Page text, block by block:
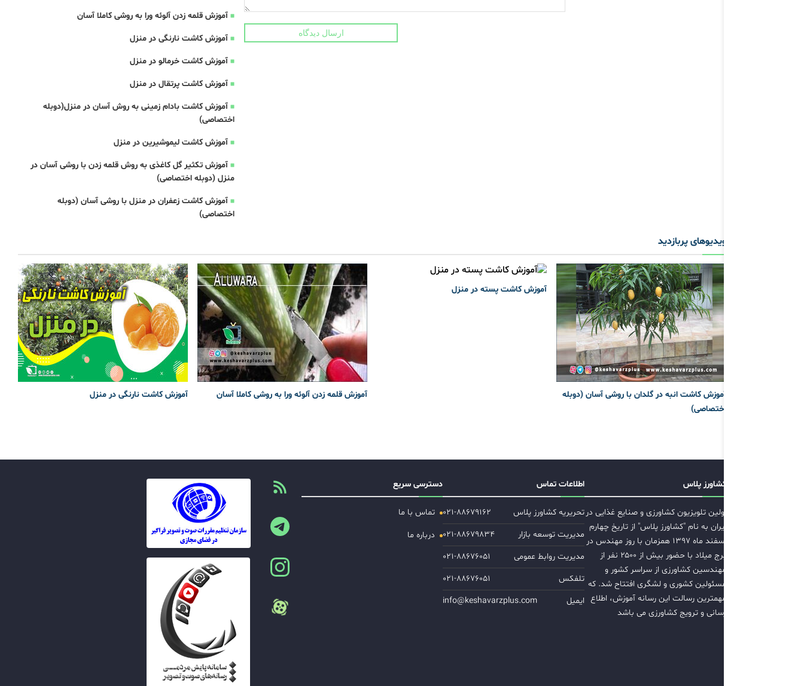
ارسال دیدگاه
آموزش قلمه زدن آلوئه ورا به روشی کاملا آسان
آموزش کاشت نارنگی در منزل
آموزش کاشت خرمالو در منزل
آموزش کاشت پرتقال در منزل
آموزش کاشت بادام زمینی به روش آسان در منزل(دوبله
اختصاصی)
آموزش کاشت لیموشیرین در منزل
آموزش تکثیر گل کاغذی به روش قلمه زدن با روشی آسان در
منزل (دوبله اختصاصی)
آموزش کاشت زعفران در منزل با روشی آسان (دوبله
اختصاصی)
ویدیوهای پربازدید
آموزش کاشت انبه در گلدان با روشی آسان (دوبله
اختصاصی)
آموزش کاشت پسته در منزل
آموزش قلمه زدن آلوئه ورا به روشی کاملا آسان آموزش کاشت نارنگی در منزل
کشاورز پلاس
اولین تلویزیون کشاورزی و صنایع غذایی در
ایران به نام "کشاورز پلاس" از تاریخ چهارم
اسفند ماه ۱۳۹۷ همزمان با روز مهندس در
برج میلاد با حضور بیش از ۲۵۰۰ نفر از
مهندسین کشاورزی از سراسر کشور و
مسئولین کشوری و لشگری افتتاح شد. که
مهمترین رسالت این رسانه آموزش، اطلاع
رسانی و ترویج کشاورزی می باشد
اطلاعات تماس
تحریریه کشاورز پلاس
۰۲۱-۸۸۶۷۹۱۶۲
مدیریت توسعه بازار
۰۲۱-۸۸۶۷۹۸۳۴
مدیریت روابط عمومی
۰۲۱-۸۸۶۷۶۰۵۱
تلفکس
۰۲۱-۸۸۶۷۶۰۵۱
ایمیل
info@keshavarzplus.com
دسترسی سریع
تماس با ما
درباره ما